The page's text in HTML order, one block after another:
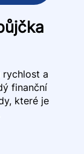
rychlost a
finanční
které je